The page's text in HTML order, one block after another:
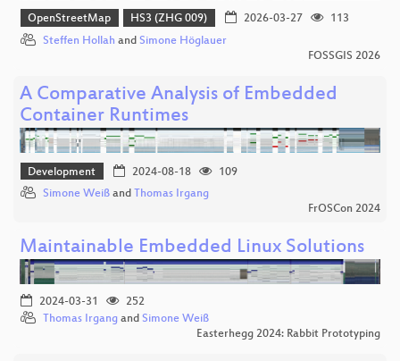
OpenStreetMap HS3 (ZHG 009) 2026-03-27
113
Steffen Hollah and Simone Höglauer
FOSSGIS 2026
A Comparative Analysis of Embedded
Container Runtimes
Development 2024-08-18
109
Simone Weiß and Thomas Irgang
FrOSCon 2024
Maintainable Embedded Linux Solutions
2024-03-31
252
Thomas Irgang and Simone Weiß
Easterhegg 2024: Rabbit Prototyping